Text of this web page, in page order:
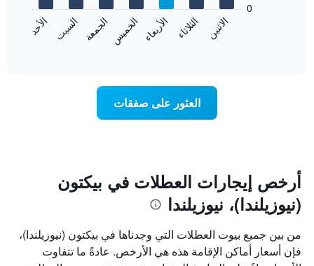
المخطط
1
محور
X
يعرض
أيام
الاثنين الثلاثاء الأربعاء الخميسالجمعة السبت الأحد
0
العثور على صفقات
أرخص إيجارات العطلات في بيكتون
(نيوزيلندا)، نيوزيلندا
من بين جميع بيوت العطلات التي وجدناها في بيكتون (نيوزيلندا)،
فإن أسعار أماكن الإقامة هذه هي الأرخص. عادةً ما تتفاوت